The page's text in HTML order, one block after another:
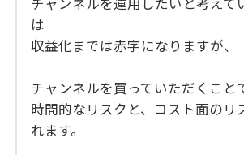
は
収益化までは赤字になりますが、
チャンネルを買っていただくこと
時間的なリスクと、コスト面のリ
れます。